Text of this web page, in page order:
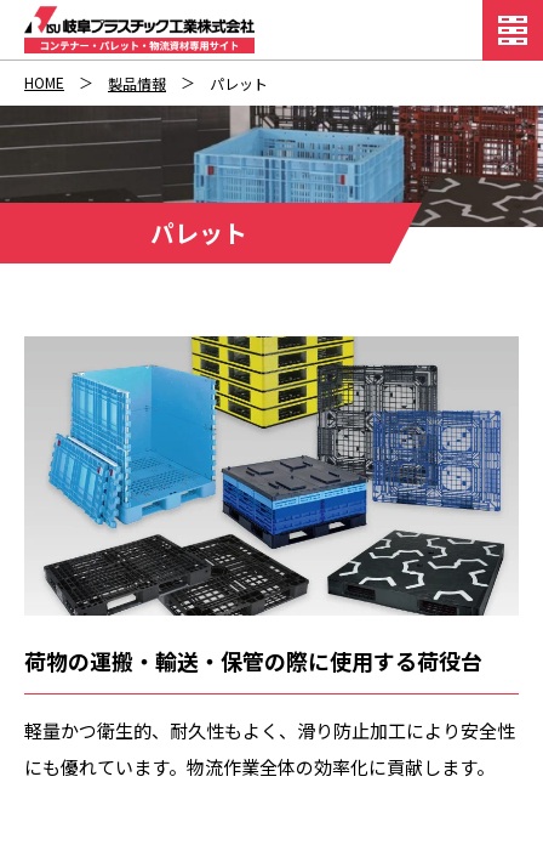
HOME 製品情報 パレット
パレット
荷物の運搬・輸送・保管の際に使用する荷役台
軽量かつ衛生的、耐久性もよく、滑り防止加工により安全性
にも優れています。物流作業全体の効率化に貢献します。